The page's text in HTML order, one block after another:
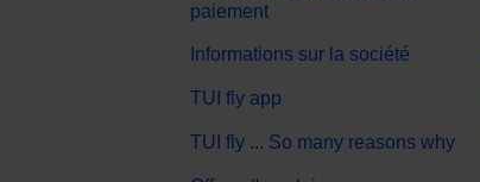
paiement
Informations sur la société
TUI fly app
TUI fly ... So many reasons why